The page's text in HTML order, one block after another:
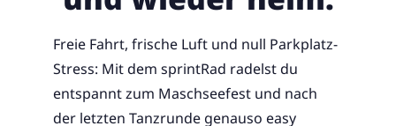
Freie Fahrt, frische Luft und null Parkplatz-
Stress: Mit dem sprintRad radelst du
entspannt zum Maschseefest und nach
der letzten Tanzrunde genauso easy